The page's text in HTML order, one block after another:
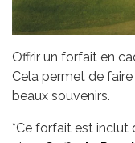
Offrir un forfait en
Cela permet de
beaux souvenirs.
*Ce forfait est inclut